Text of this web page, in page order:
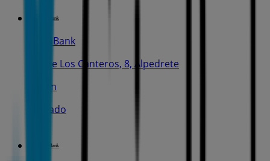
CaixaBank
Av. De Los Canteros, 8, Alpedrete
582 m
Cerrado